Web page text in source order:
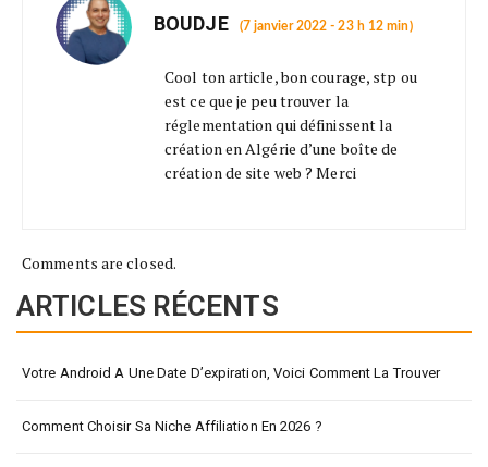
BOUDJE (7 janvier 2022 - 23 h 12 min)
Cool ton article, bon courage, stp ou
est ce que je peu trouver la
réglementation qui définissent la
création en Algérie d’une boîte de
création de site web ? Merci
Comments are closed.
ARTICLES RÉCENTS
Votre Android A Une Date D’expiration, Voici Comment La Trouver
Comment Choisir Sa Niche Affiliation En 2026 ?